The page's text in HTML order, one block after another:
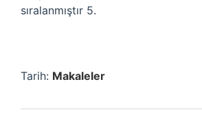
sıralanmıştır 5.
Tarih: Makaleler